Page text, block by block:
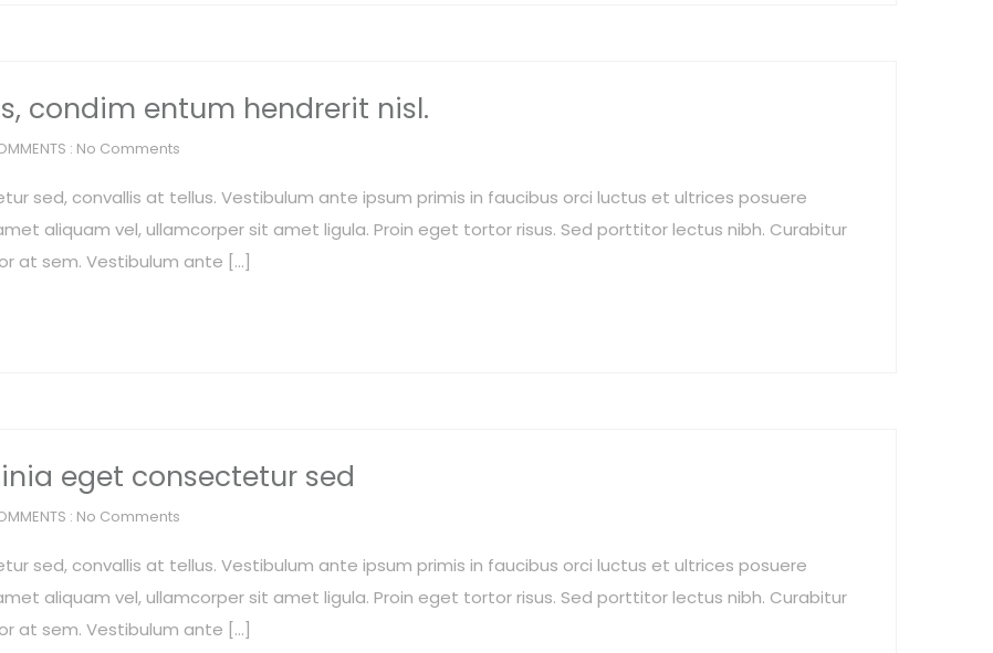
condim entum hendrerit nisl.
: No Comments
sed, convallis at tellus. Vestibulum ante ipsum primis in faucibus orci luctus et ultrices posuere
aliquam vel, ullamcorper sit amet ligula. Proin eget tortor risus. Sed porttitor lectus nibh. Curabitur
at sem. Vestibulum ante […]
eget consectetur sed
: No Comments
sed, convallis at tellus. Vestibulum ante ipsum primis in faucibus orci luctus et ultrices posuere
aliquam vel, ullamcorper sit amet ligula. Proin eget tortor risus. Sed porttitor lectus nibh. Curabitur
at sem. Vestibulum ante […]